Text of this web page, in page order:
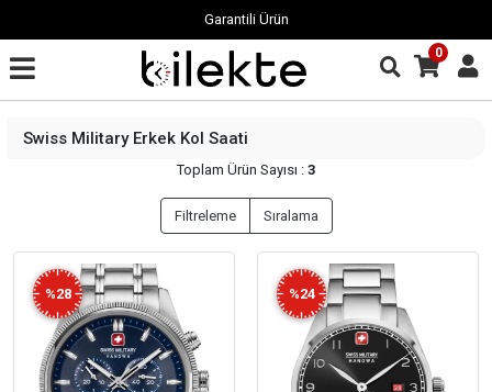
Garantili Ürün
0
Swiss Military Erkek Kol Saati
Toplam Ürün Sayısı : 3
Filtreleme Sıralama
%28 %24